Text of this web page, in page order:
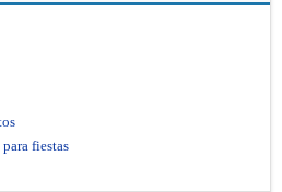
fiestas